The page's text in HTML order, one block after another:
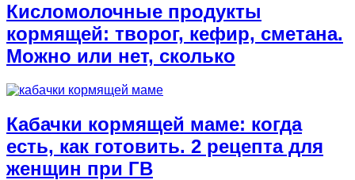
Кисломолочные продукты
кормящей: творог, кефир, сметана.
Можно или нет, сколько
Кабачки кормящей маме: когда
есть, как готовить. 2 рецепта для
женщин при ГВ